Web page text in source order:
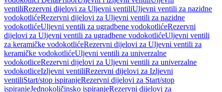
ventiliRezervni dijelovi za Uljevni ventiliUljevni ventili za nazidne
vodokotlićeRezervni dijelovi za Uljevni ventili za nazidne
vodokotlićeUljevni ventili za ugradbene vodokotlićeRezervni
dijelovi za Uljevni ventili za ugradbene vodokotlićeUljevni ventili
za keramičke vodokotlićeRezervni dijelovi za Uljevni ventili za
keramičke vodokotlićeUljevni ventili za univerzalne
vodokotliceRezervni dijelovi za Uljevni ventili za univerzalne
vodokotliceIzljevni ventiliRezervni dijelovi za Izljevni
ventiliStart/stop ispiranjeRezervni dijelovi za Start/stop
ispiranjeJednokoličinsko ispiranjeRezervni dijelovi za